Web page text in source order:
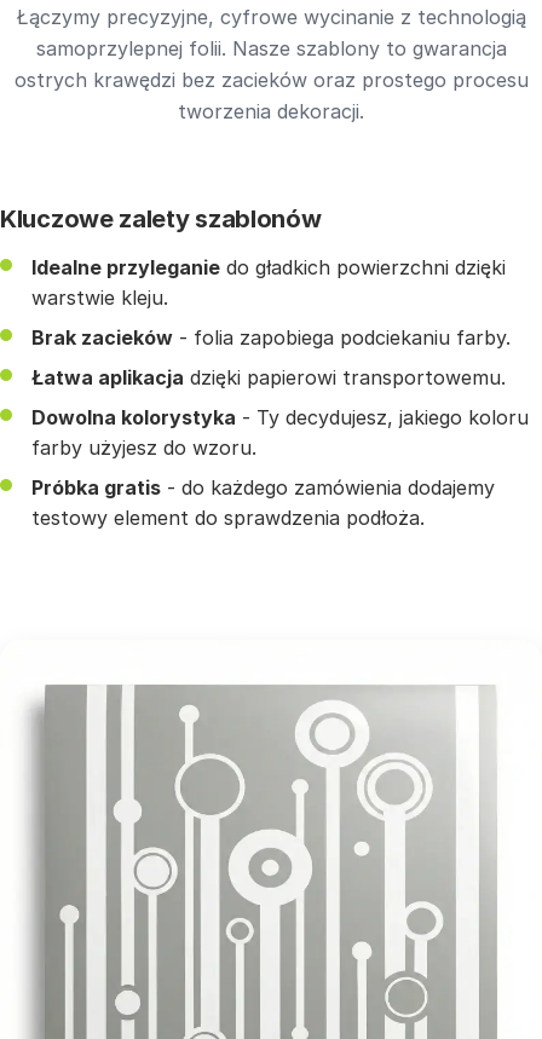
Łączymy precyzyjne, cyfrowe wycinanie z technologią
samoprzylepnej folii. Nasze szablony to gwarancja
ostrych krawędzi bez zacieków oraz prostego procesu
tworzenia dekoracji.
Kluczowe zalety szablonów
Idealne przyleganie do gładkich powierzchni dzięki
warstwie kleju.
Brak zacieków - folia zapobiega podciekaniu farby.
Łatwa aplikacja dzięki papierowi transportowemu.
Dowolna kolorystyka - Ty decydujesz, jakiego koloru
farby użyjesz do wzoru.
Próbka gratis - do każdego zamówienia dodajemy
testowy element do sprawdzenia podłoża.